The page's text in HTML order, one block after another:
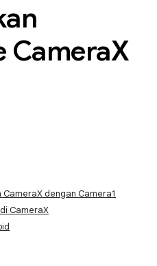
CameraX
dengan Camera1
CameraX